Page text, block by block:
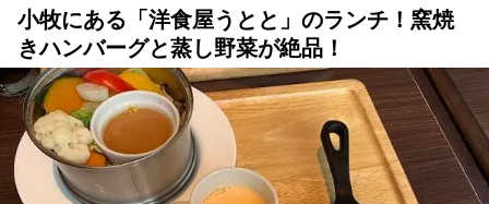
小牧にある「洋食屋うとと」のランチ！窯焼
きハンバーグと蒸し野菜が絶品！